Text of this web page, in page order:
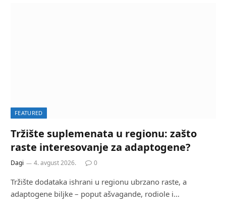
FEATURED
Tržište suplemenata u regionu: zašto
raste interesovanje za adaptogene?
Dagi 4. avgust 2026. 0
Tržište dodataka ishrani u regionu ubrzano raste, a
adaptogene biljke – poput ašvagande, rodiole i…